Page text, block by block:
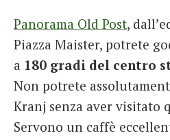
Panorama Old Post,
Piazza Maister, potrete
a 180 gradi del centro
Non potrete
Kranj senza aver visitato
Servono un caffè